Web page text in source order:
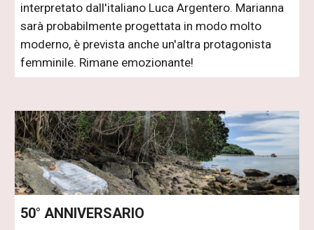
interpretato dall'italiano Luca Argentero. Marianna
sarà probabilmente progettata in modo molto
moderno, è prevista anche un'altra protagonista
femminile. Rimane emozionante!
50° ANNIVERSARIO